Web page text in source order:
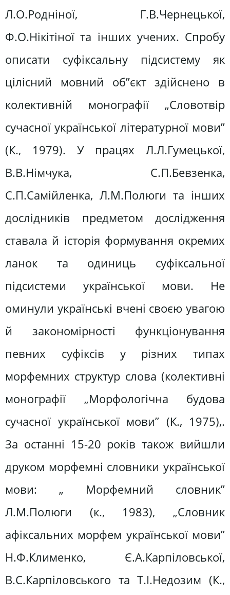
Л.О.Родніної, Г.В.Чернецької,
Ф.О.Нікітіної та інших учених. Спробу
описати суфіксальну підсистему як
цілісний мовний об”єкт здійснено в
колективній монографії „Словотвір
сучасної української літературної мови”
(К., 1979). У працях Л.Л.Гумецької,
В.В.Німчука, С.П.Бевзенка,
С.П.Самійленка, Л.М.Полюги та інших
дослідників предметом дослідження
ставала й історія формування окремих
ланок та одиниць суфіксальної
підсистеми української мови. Не
оминули українські вчені своєю увагою
й закономірності функціонування
певних суфіксів у різних типах
морфемних структур слова (колективні
монографії „Морфологічна будова
сучасної української мови” (К., 1975),.
За останні 15-20 років також вийшли
друком морфемні словники української
мови: „ Морфемний словник”
Л.М.Полюги (к., 1983), „Словник
афіксальних морфем української мови”
Н.Ф.Клименко, Є.А.Карпіловської,
В.С.Карпіловського та Т.І.Недозим (К.,